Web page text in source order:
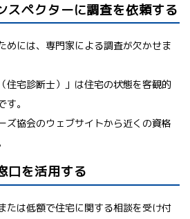
スペクターに調査を依頼する
めには、専門家による調査が欠かせま
住宅診断士）」は住宅の状態を客観的
。
ズ協会のウェブサイトから近くの資格
口を活用する
たは低額で住宅に関する相談を受け付